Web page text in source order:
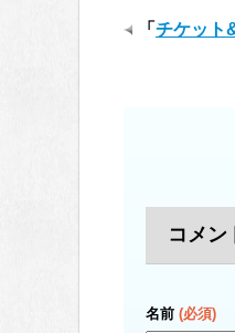
「 チケット
コメン
名前 (必須)